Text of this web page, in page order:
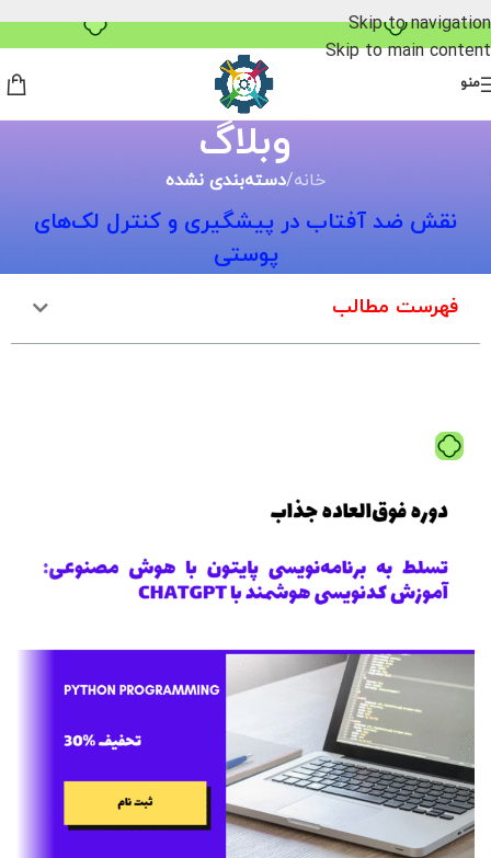
خرید قسطی با ترب‌پی
Skip to navigation
Skip to main content
منو
وبلاگ
خانه/دسته‌بندی نشده
نقش ضد آفتاب در پیشگیری و کنترل لک‌های
پوستی
فهرست مطالب